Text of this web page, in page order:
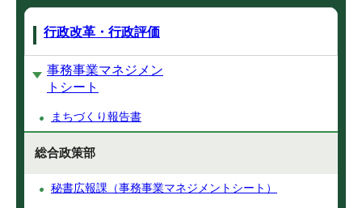
行政改革・行政評価
事務事業マネジメン
トシート
まちづくり報告書
総合政策部
秘書広報課（事務事業マネジメントシート）